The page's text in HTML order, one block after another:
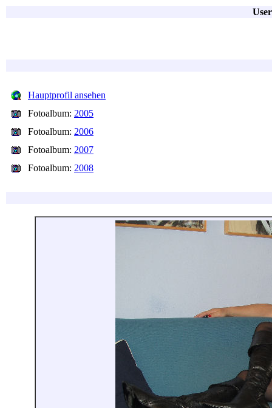
Hauptprofil ansehen
Fotoalbum: 2005
Fotoalbum: 2006
Fotoalbum: 2007
Fotoalbum: 2008